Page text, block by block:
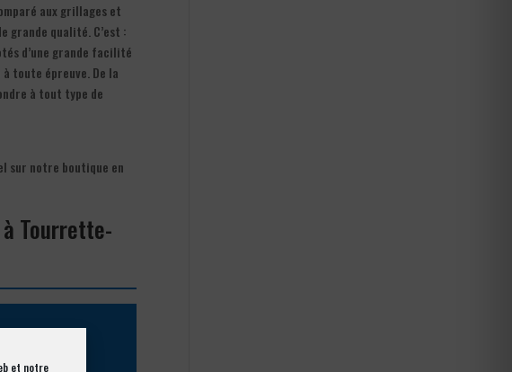
et notre
aux grillages et
grande qualité. C’est :
d’une grande facilité
toute épreuve. De la
à tout type de
sur notre boutique en
Tourrette-